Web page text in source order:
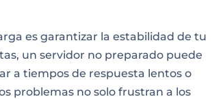
es garantizar la estabilidad de tu
un servidor no preparado puede
a tiempos de respuesta lentos o
problemas no solo frustran a los